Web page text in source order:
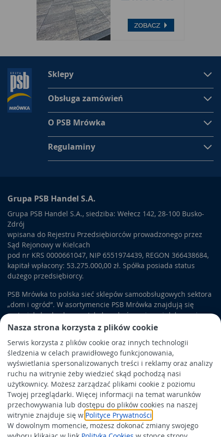
Nasza strona korzysta z plików cookie
Serwis korzysta z plików cookie oraz innych technologii
śledzenia w celach prawidłowego funkcjonowania,
wyświetlania spersonalizowanych treści i reklamy oraz analizy
ruchu na witrynie żeby wiedzieć skąd pochodzą nasi
użytkownicy. Możesz zarządzać plikami cookie z poziomu
Twojej przeglądarki. Więcej informacji na temat warunków
przechowywania lub dostępu do plików cookies na naszej
witrynie znajduje się w Polityce Prywatności
W dowolnym momencie, możesz dokonać zmiany swojego
Sklepy
Obsługa zamówień
O PSB Mrówka
Regulaminy
Grupa PSB Handel S.A.
Grupa PSB Handel S.A., siedziba: Wełecz 142, 28-100 Busko-
Zdrój
wpisana do Rejestru Przedsiębiorców prowadzonego przez
Sąd Rejonowy w Kielcach
pod nr KRS 0000661047, NIP 6551974439, REGON 366438684,
kapitał wpłacony: 53.275.000,00 zł. Spółka posiada status
dużego przedsiębiorcy.
PSB Mrówka to polska sieć sklepów samoobsługowych sektora
„dom i ogród”. W asortymencie PSB Mrówka znajdują się
materiały budowlane, artykuły wykończeniowe i dekoracyjne,
wyposażenie łazienek i kuchni, elektronarzędzia, a także
Obowiązek informacyjny
Polityka prywatności
Polityka Cookies
Odbiór zużytego sprzętu
Wspierają nas: